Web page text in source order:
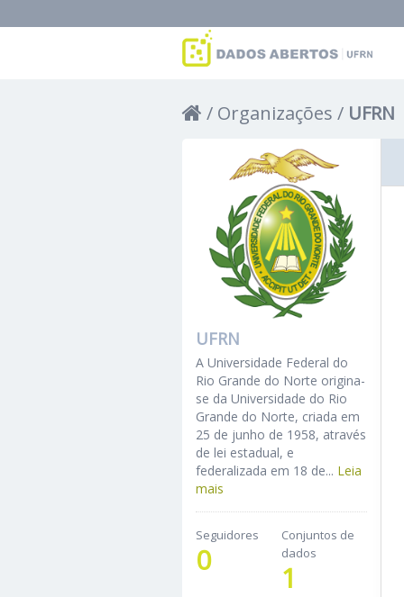
Organizações UFRN
UFRN
A Universidade Federal do
Rio Grande do Norte origina-
se da Universidade do Rio
Grande do Norte, criada em
25 de junho de 1958, através
de lei estadual, e
federalizada em 18 de... Leia
mais
Seguidores
0
Conjuntos de
dados
1